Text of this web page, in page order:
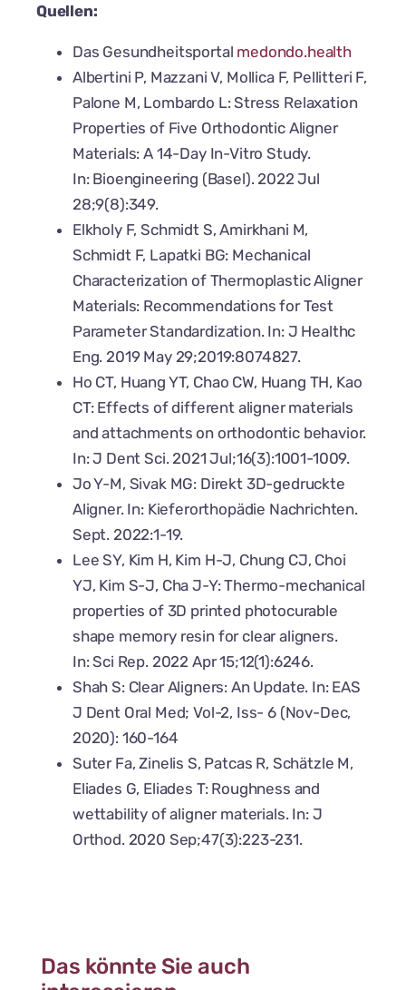
Quellen:
Das Gesundheitsportal medondo.health
Albertini P, Mazzani V, Mollica F, Pellitteri F,
Palone M, Lombardo L: Stress Relaxation
Properties of Five Orthodontic Aligner
Materials: A 14-Day In-Vitro Study.
In: Bioengineering (Basel). 2022 Jul
28;9(8):349.
Elkholy F, Schmidt S, Amirkhani M,
Schmidt F, Lapatki BG: Mechanical
Characterization of Thermoplastic Aligner
Materials: Recommendations for Test
Parameter Standardization. In: J Healthc
Eng. 2019 May 29;2019:8074827.
Ho CT, Huang YT, Chao CW, Huang TH, Kao
CT: Effects of different aligner materials
and attachments on orthodontic behavior.
In: J Dent Sci. 2021 Jul;16(3):1001-1009.
Jo Y-M, Sivak MG: Direkt 3D-gedruckte
Aligner. In: Kieferorthopädie Nachrichten.
Sept. 2022:1-19.
Lee SY, Kim H, Kim H-J, Chung CJ, Choi
YJ, Kim S-J, Cha J-Y: Thermo-mechanical
properties of 3D printed photocurable
shape memory resin for clear aligners.
In: Sci Rep. 2022 Apr 15;12(1):6246.
Shah S: Clear Aligners: An Update. In: EAS
J Dent Oral Med; Vol-2, Iss- 6 (Nov-Dec,
2020): 160-164
Suter Fa, Zinelis S, Patcas R, Schätzle M,
Eliades G, Eliades T: Roughness and
wettability of aligner materials. In: J
Orthod. 2020 Sep;47(3):223-231.
Das könnte Sie auch